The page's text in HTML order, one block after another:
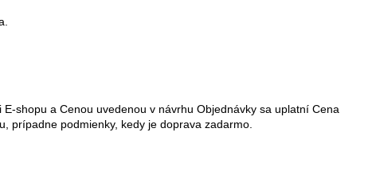
shopu a Cenou uvedenou v návrhu Objednávky sa uplatní Cena
prípadne podmienky, kedy je doprava zadarmo.